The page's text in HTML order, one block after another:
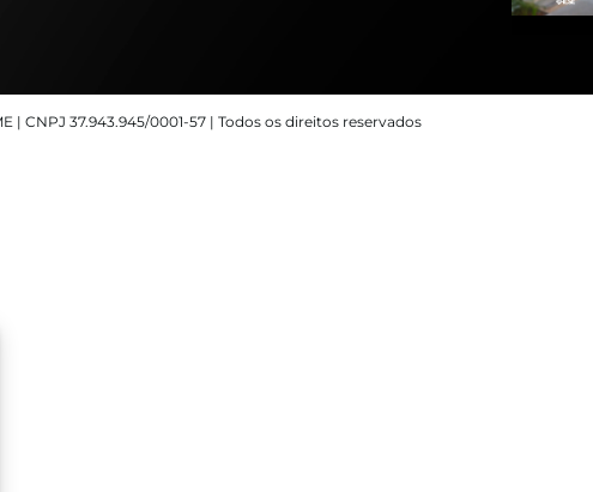
| CNPJ 37.943.945/0001-57 | Todos os direitos reservados